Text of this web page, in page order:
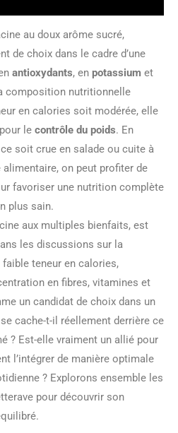
au doux arôme sucré,
de choix dans le cadre d’une
antioxydants, en potassium et
composition nutritionnelle
en calories soit modérée, elle
le contrôle du poids. En
soit crue en salade ou cuite à
alimentaire, on peut profiter de
favoriser une nutrition complète
plus sain.
aux multiples bienfaits, est
les discussions sur la
teneur en calories,
en fibres, vitamines et
un candidat de choix dans un
cache-t-il réellement derrière ce
? Est-elle vraiment un allié pour
l’intégrer de manière optimale
? Explorons ensemble les
pour découvrir son